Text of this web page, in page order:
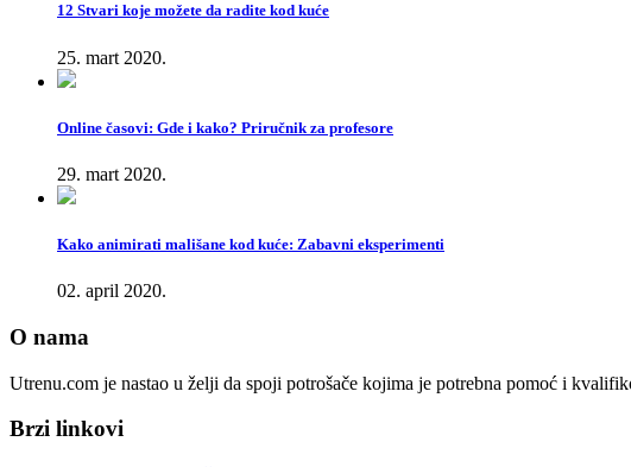
12 Stvari koje možete da radite kod kuće
25. mart 2020.
Online časovi: Gde i kako? Priručnik za profesore
29. mart 2020.
Kako animirati mališane kod kuće: Zabavni eksperimenti
02. april 2020.
O nama
Utrenu.com je nastao u želji da spoji potrošače kojima je potrebna pomoć i
Brzi linkovi